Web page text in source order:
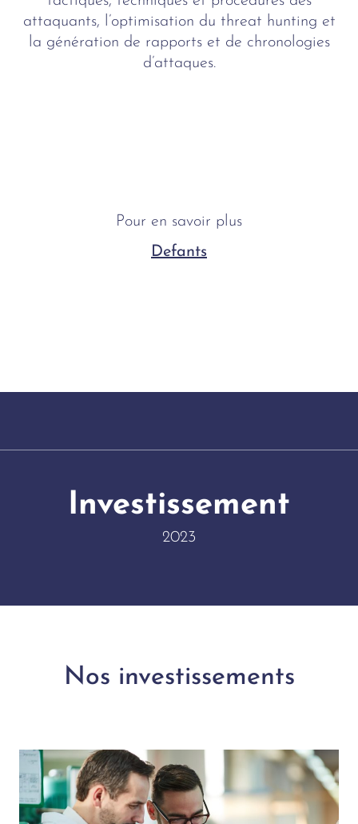
attaquants, l’optimisation du threat hunting et
la génération de rapports et de chronologies
d’attaques.
Pour en savoir plus
Defants
Investissement
2023
Nos investissements